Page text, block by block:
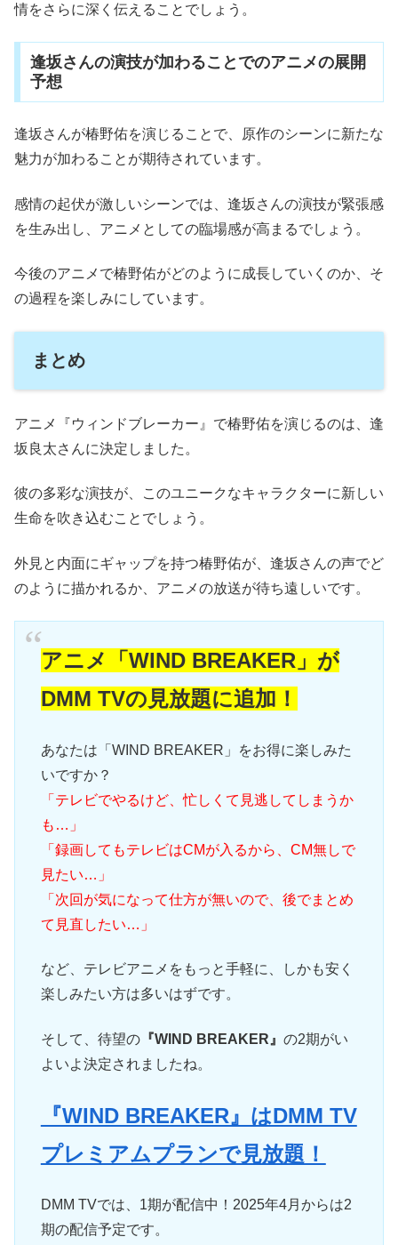
情をさらに深く伝えることでしょう。
逢坂さんの演技が加わることでのアニメの展開
予想
逢坂さんが椿野佑を演じることで、原作のシーンに新たな
魅力が加わることが期待されています。
感情の起伏が激しいシーンでは、逢坂さんの演技が緊張感
を生み出し、アニメとしての臨場感が高まるでしょう。
今後のアニメで椿野佑がどのように成長していくのか、そ
の過程を楽しみにしています。
まとめ
アニメ『ウィンドブレーカー』で椿野佑を演じるのは、逢
坂良太さんに決定しました。
彼の多彩な演技が、このユニークなキャラクターに新しい
生命を吹き込むことでしょう。
外見と内面にギャップを持つ椿野佑が、逢坂さんの声でど
のように描かれるか、アニメの放送が待ち遠しいです。
アニメ「WIND BREAKER」が
DMM TVの見放題に追加！
あなたは「WIND BREAKER」をお得に楽しみた
いですか？
「テレビでやるけど、忙しくて見逃してしまうか
も…」
「録画してもテレビはCMが入るから、CM無しで
見たい…」
「次回が気になって仕方が無いので、後でまとめ
て見直したい…」
など、テレビアニメをもっと手軽に、しかも安く
楽しみたい方は多いはずです。
そして、待望の『WIND BREAKER』 の2期がい
よいよ決定されましたね。
『WIND BREAKER』はDMM TV
プレミアムプランで見放題！
DMM TVでは、1期が配信中！2025年4月からは2
期の配信予定です。